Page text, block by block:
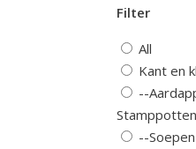
Filter
All
Kant en
--
Stamppotten
--Soepen